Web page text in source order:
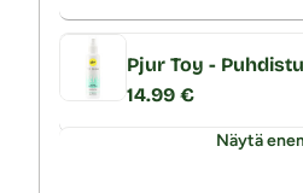
Pjur Toy -
14.99 €
Näytä